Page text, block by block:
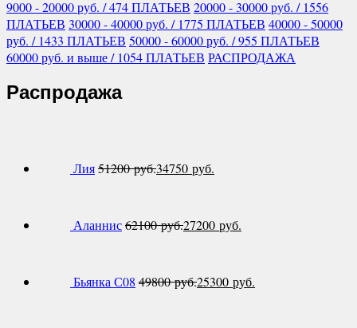
9000 - 20000руб. / 474 ПЛАТЬЕВ 20000 - 30000руб. / 1556
ПЛАТЬЕВ 30000 - 40000руб. / 1775 ПЛАТЬЕВ 40000 - 50000
руб. / 1433 ПЛАТЬЕВ 50000 - 60000руб. / 955 ПЛАТЬЕВ
60000руб. и выше/ 1054 ПЛАТЬЕВ РАСПРОДАЖА
Распродажа
Лия51200руб.34750 руб.
Аланнис62100руб.27200 руб.
Бьянка С08 49800руб.25300 руб.